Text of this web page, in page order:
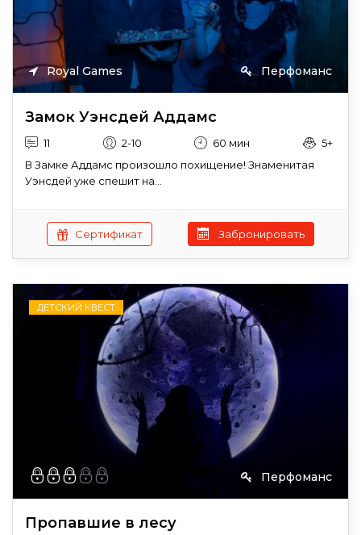
Royal Games Перфоманс
Замок Уэнсдей Аддамс
11 2-10 60 мин
5+
В Замке Аддамс произошло похищение! Знаменитая
Уэнсдей уже спешит на...
Сертификат Забронировать
ДЕТСКИЙ КВЕСТ
Перфоманс
Пропавшие в лесу